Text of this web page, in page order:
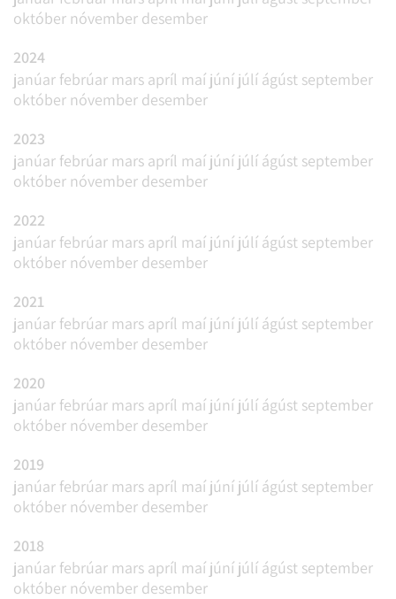
október nóvember desember
2024
janúar febrúar mars apríl maí júní júlí ágúst september
október nóvember desember
2023
janúar febrúar mars apríl maí júní júlí ágúst september
október nóvember desember
2022
janúar febrúar mars apríl maí júní júlí ágúst september
október nóvember desember
2021
janúar febrúar mars apríl maí júní júlí ágúst september
október nóvember desember
2020
janúar febrúar mars apríl maí júní júlí ágúst september
október nóvember desember
2019
janúar febrúar mars apríl maí júní júlí ágúst september
október nóvember desember
2018
janúar febrúar mars apríl maí júní júlí ágúst september
október nóvember desember